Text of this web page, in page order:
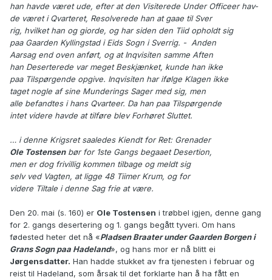
han havde været ude, efter at den Visiterede Under Officeer hav-
de været i Qvarteret, Resolverede han at gaae til Sver
rig, hvilket han og giorde, og har siden den Tiid opholdt sig
paa Gaarden Kyllingstad i Eids Sogn i Sverrig. - Anden
Aarsag end oven anført, og at Inqvisiten samme Aften
han Deserterede var meget Beskjænket, kunde han ikke
paa Tilspørgende opgive. Inqvisiten har ifølge Klagen ikke
taget nogle af sine Munderings Sager med sig, men
alle befandtes i hans Qvarteer. Da han paa Tilspørgende
intet videre havde at tilføre blev Forhøret Sluttet.
… i denne Krigsret saaledes Kiendt for Ret: Grenader
Ole Tostensenbør for 1ste Gangs begaaet Desertion,
men er dog frivillig kommen tilbage og meldt sig
selv ved Vagten, at ligge 48 Tiimer Krum, og for
videre Tiltale i denne Sag frie at være.
Den 20. mai (s. 160) er Ole Tostensen i trøbbel igjen, denne gang
for 2. gangs desertering og 1. gangs begått tyveri. Om hans
fødested heter det nå «Pladsen Braater under Gaarden Borgen i
Grans Sogn paa Hadeland», og hans mor er nå blitt ei
Jørgensdatter. Han hadde stukket av fra tjenesten i februar og
reist til Hadeland, som årsak til det forklarte han å ha fått en